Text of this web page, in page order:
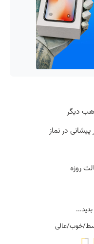
دیگر
در نماز
روزه
خوب/عالی